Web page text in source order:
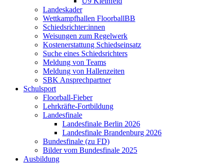
Landeskader
Wettkampfhallen FloorballBB
Schiedsrichter:innen
Weisungen zum Regelwerk
Kostenerstattung Schiedseinsatz
Suche eines Schiedsrichters
Meldung von Teams
Meldung von Hallenzeiten
SBK Ansprechpartner
Schulsport
Floorball-Fieber
Lehrkräfte-Fortbildung
Landesfinale
Landesfinale Berlin 2026
Landesfinale Brandenburg 2026
Bundesfinale (zu FD)
Bilder vom Bundesfinale 2025
Ausbildung